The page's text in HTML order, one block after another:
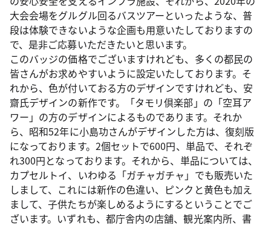
大会会場をグルグル回るバスツアーといったような、普
段は体験できないような企画も用意いたしておりますの
で、是非ご応募いただきたいと思います。
このバッジの価格でございますけれども、多くの都民の
皆さんがお求めやすいように設定いたしております。そ
れから、色が付いておる方のデザインですけれども、安
齋氏デザインの新作です。「タモリ倶楽部」の「空耳ア
ワー」の方のデザインによるものであります。それか
ら、昭和52年に小島功さんがデザインした方は、復刻版
になっております。2個セットで600円、単品で、それぞ
れ300円となっております。それから、単品については、
カプセルトイ、いわゆる「ガチャガチャ」でも販売いた
しまして、これには新作の色違い、ピンクと黄色も加え
まして、子供たちが楽しめるようにするということでご
ざいます。いずれも、都庁舎内の店舗、観光案内所、書